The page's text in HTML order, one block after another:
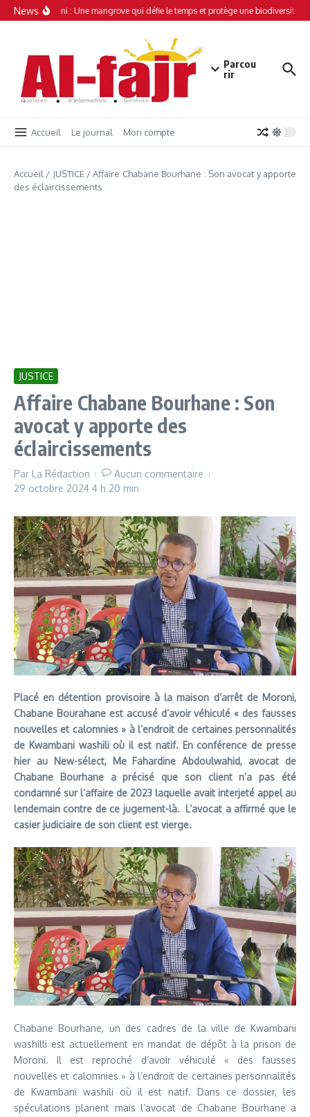
Aller au contenu
News
Simamboini : Une mangrove qui défie le temps et protège une biodiversité
Parcou
rir
Accueil Le journal Mon compte
Accueil / JUSTICE/Affaire Chabane Bourhane : Son avocat y apporte
des éclaircissements
JUSTICE
Affaire Chabane Bourhane : Son
avocat y apporte des
éclaircissements
Par La Rédaction
Aucun commentaire
29 octobre 2024 4 h 20 min
Placé en détention provisoire à la maison d’arrêt de Moroni,
Chabane Bourahane est accusé d’avoir véhiculé « des fausses
nouvelles et calomnies » à l’endroit de certaines personnalités
de Kwambani washili où il est natif. En conférence de presse
hier au New-sélect, Me Fahardine Abdoulwahid, avocat de
Chabane
Bourhane a précisé que son client n’a pas été
condamné sur l’affaire de 2023 laquelle avait interjeté appel au
lendemain contre de ce jugement-là. L’avocat a affirmé que le
casier judiciaire de son client est vierge.
Chabane Bourhane, un des cadres de la ville de Kwambani
washilli est actuellement en mandat de dépôt à la prison de
Moroni. Il est reproché d’avoir véhiculé « des fausses
nouvelles et calomnies » à l’endroit de certaines personnalités
de Kwambani washili où il est natif. Dans ce dossier, les
spéculations planent mais l’avocat de Chabane Bourhane a